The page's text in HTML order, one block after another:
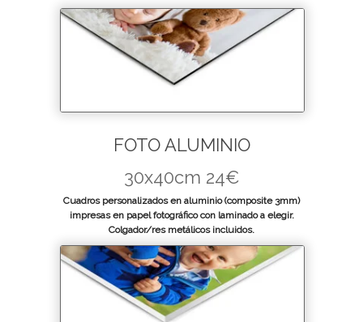
FOTO ALUMINIO
30x40cm 24€
Cuadros personalizados en aluminio (composite 3mm)
impresas en papel fotográfico con laminado a elegir.
Colgador/res metálicos incluidos.